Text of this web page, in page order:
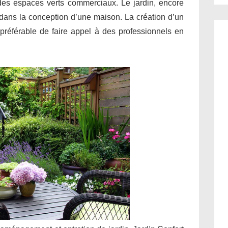
espaces verts commerciaux. Le jardin, encore
la conception d’une maison. La création d’un
de faire appel à des professionnels en